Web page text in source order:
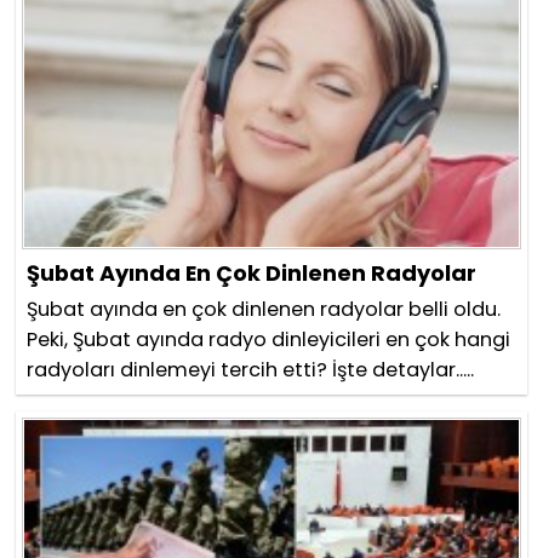
Şubat Ayında En Çok Dinlenen Radyolar
Şubat ayında en çok dinlenen radyolar belli oldu.
Peki, Şubat ayında radyo dinleyicileri en çok hangi
radyoları dinlemeyi tercih etti? İşte detaylar.....